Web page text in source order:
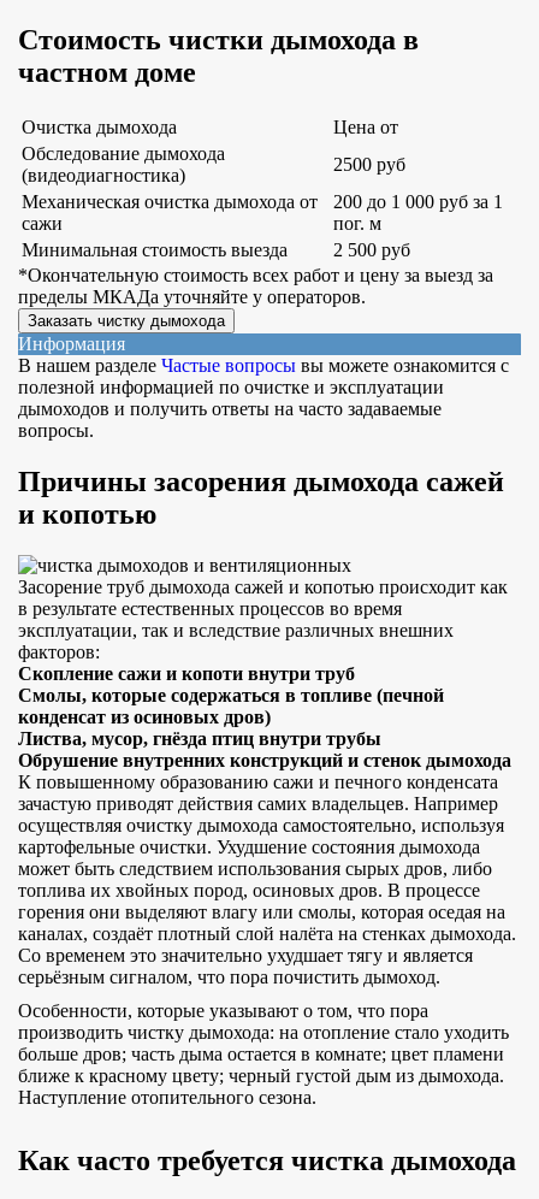
Стоимость чистки дымохода в
частном доме
Очистка дымохода
Цена от
Обследование дымохода
(видеодиагностика)
2500 руб
Механическая очистка дымохода от
сажи
200 до 1 000 руб за 1
пог. м
Минимальная стоимость выезда
2 500 руб
*Окончательную стоимость всех работ и цену за выезд за
пределы МКАДа уточняйте у операторов.
Заказать чистку дымохода
Информация
В нашем разделе Частые вопросы вы можете ознакомится с
полезной информацией по очистке и эксплуатации
дымоходов и получить ответы на часто задаваемые
вопросы.
Причины засорения дымохода сажей
и копотью
Засорение труб дымохода сажей и копотью происходит как
в результате естественных процессов во время
эксплуатации, так и вследствие различных внешних
факторов:
Скопление сажи и копоти внутри труб
Смолы, которые содержаться в топливе (печной
конденсат из осиновых дров)
Листва, мусор, гнёзда птиц внутри трубы
Обрушение внутренних конструкций и стенок дымохода
К повышенному образованию сажи и печного конденсата
зачастую приводят действия самих владельцев. Например
осуществляя очистку дымохода самостоятельно, используя
картофельные очистки. Ухудшение состояния дымохода
может быть следствием использования сырых дров, либо
топлива их хвойных пород, осиновых дров. В процессе
горения они выделяют влагу или смолы, которая оседая на
каналах, создаёт плотный слой налёта на стенках дымохода.
Со временем это значительно ухудшает тягу и является
серьёзным сигналом, что пора почистить дымоход.
Особенности, которые указывают о том, что пора
производить чистку дымохода: на отопление стало уходить
больше дров; часть дыма остается в комнате; цвет пламени
ближе к красному цвету; черный густой дым из дымохода.
Наступление отопительного сезона.
Как часто требуется чистка дымохода